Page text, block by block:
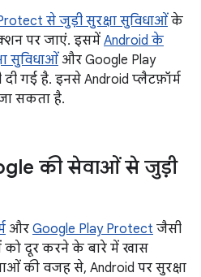
से जुड़ी सुरक्षा सुविधाओं के
पर जाएं. इसमें Android के
सुविधाओं और Google Play
गई है. इनसे Android प्लैटफ़ॉर्म
सकता है.
की सेवाओं से जुड़ी
और Google Play Protect जैसी
को दूर करने के बारे में खास
की वजह से, Android पर सुरक्षा